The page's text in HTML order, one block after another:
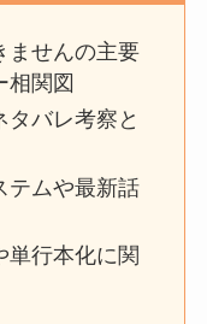
ませんの主要
相関図
バレ考察と
テムや最新話
単行本化に関